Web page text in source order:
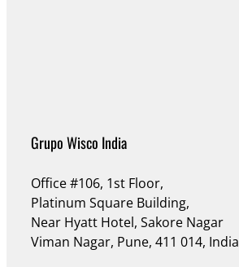
Grupo Wisco India
Office #106, 1st Floor,
Platinum Square Building,
Near Hyatt Hotel, Sakore Nagar
Viman Nagar, Pune, 411 014, India